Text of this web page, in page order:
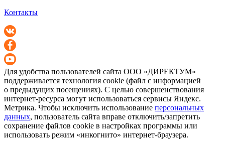
Контакты
Для удобства пользователей сайта ООО «ДИРЕКТУМ»
поддерживается технология cookie (файл с информацией
о предыдущих посещениях). С целью совершенствования
интернет-ресурса могут использоваться сервисы Яндекс.
Метрика. Чтобы исключить использование персональных
данных, пользователь сайта вправе отключить/запретить
сохранение файлов cookie в настройках программы или
использовать режим «инкогнито» интернет-браузера.